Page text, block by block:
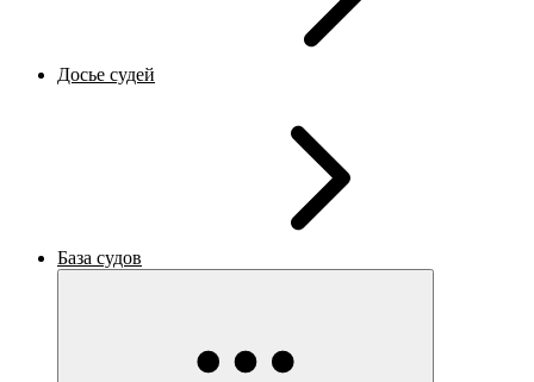
Досье судей
База судов